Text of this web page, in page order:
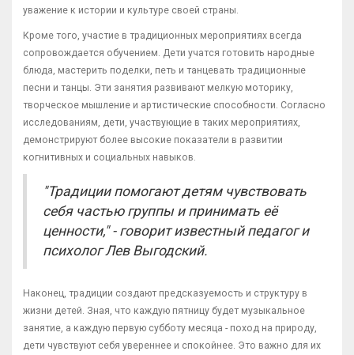
уважение к истории и культуре своей страны.
Кроме того, участие в традиционных мероприятиях всегда
сопровождается обучением. Дети учатся готовить народные
блюда, мастерить поделки, петь и танцевать традиционные
песни и танцы. Эти занятия развивают мелкую моторику,
творческое мышление и артистические способности. Согласно
исследованиям, дети, участвующие в таких мероприятиях,
демонстрируют более высокие показатели в развитии
когнитивных и социальных навыков.
"Традиции помогают детям чувствовать
себя частью группы и принимать её
ценности," - говорит известный педагог и
психолог Лев Выгодский.
Наконец, традиции создают предсказуемость и структуру в
жизни детей. Зная, что каждую пятницу будет музыкальное
занятие, а каждую первую субботу месяца - поход на природу,
дети чувствуют себя увереннее и спокойнее. Это важно для их